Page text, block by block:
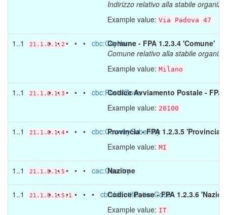
Indirizzo relativo alla stabile
Example value: Via Padova 47
1..1 21.1.8.1.2• • • • • cbc:CityName
Comune - FPA 1.2.3.4 'Comune'
Comune relativo alla stabile
Example value: Milano
1..1 21.1.8.1.3• • • • • cbc:PostalZone
Codice Avviamento Postale - FPA
Example value: 20100
1..1 21.1.8.1.4• • • • • cbc:CountrySubentity
Provincia - FPA 1.2.3.5 'Provincia'
Example value: MI
1..1 21.1.8.1.5• • • • • cac:Country
Nazione
1..1 21.1.8.1.5.1
• • • • • • cbc:IdentificationCode
Codice Paese - FPA 1.2.3.6
Example value: IT